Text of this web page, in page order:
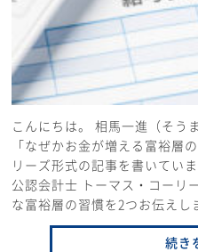
こんにちは。 相馬一進（そう
「なぜかお金が増える富裕層
リーズ形式の記事を書いてい
公認会計士 トーマス・コーリ
な富裕層の習慣を2つお伝え
続き